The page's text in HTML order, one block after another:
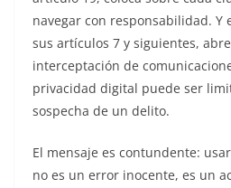
navegar con responsabilidad. Y
sus artículos 7 y siguientes,
interceptación de
privacidad digital puede ser
sospecha de un delito.
El mensaje es contundente:
no es un error inocente, es un